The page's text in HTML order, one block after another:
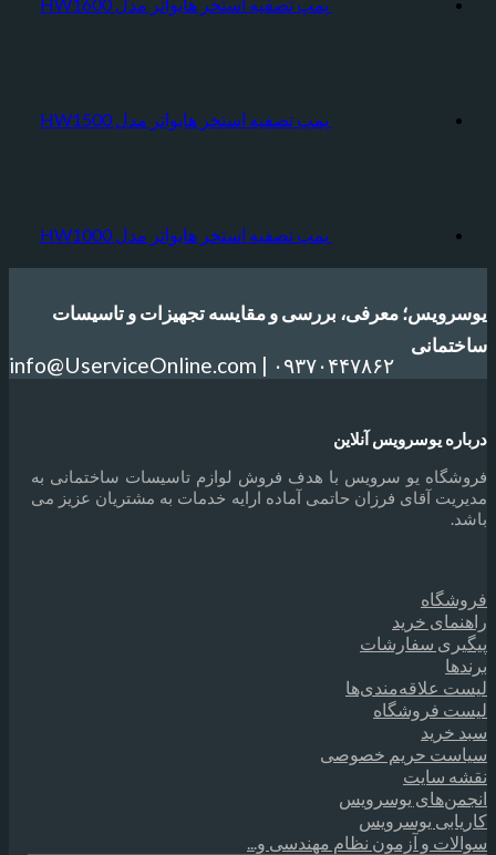
پمپ تصفیه استخر هایواتر مدل HW1600
پمپ تصفیه استخر هایواتر مدل HW1500
پمپ تصفیه استخر هایواتر مدل HW1000
یوسرویس؛ معرفی، بررسی و مقایسه تجهیزات و تاسیسات
ساختمانی
info@UserviceOnline.com | ۰۹۳۷۰۴۴۷۸۶۲
درباره یوسرویس آنلاین
فروشگاه یو سرویس با هدف فروش لوازم تاسیسات ساختمانی به
مدیریت آقای فرزان حاتمی آماده ارایه خدمات به مشتریان عزیز می
باشد.
فروشگاه
راهنمای خرید
پیگیری سفارشات
برندها
لیست علاقه‌مندی‌ها
لیست فروشگاه
سبد خرید
سیاست حریم خصوصی
نقشه سایت
انجمن‌های یوسرویس
کاریابی یوسرویس
سوالات و آزمون نظام مهندسی و...